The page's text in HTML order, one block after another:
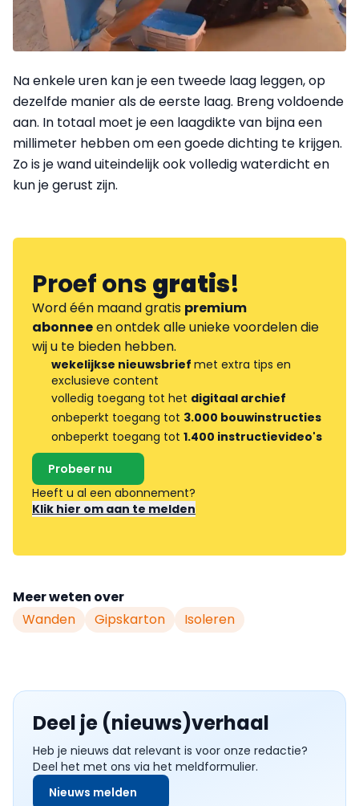
Na enkele uren kan je een tweede laag leggen, op
dezelfde manier als de eerste laag. Breng voldoende
aan. In totaal moet je een laagdikte van bijna een
millimeter hebben om een goede dichting te krijgen.
Zo is je wand uiteindelijk ook volledig waterdicht en
kun je gerust zijn.
Proef onsgratis!
Word één maand gratis premium
abonneeen ontdek alle unieke voordelen die
wij u te bieden hebben.
wekelijkse nieuwsbrief met extra tips en
exclusieve content
volledig toegang tot het digitaal archief
onbeperkt toegang tot 3.000 bouwinstructies
onbeperkt toegang tot 1.400 instructievideo's
Probeer nu
Heeft u al een abonnement?
Klik hier om aan te melden
Meer weten over
Wanden
Gipskarton Isoleren
Deel je (nieuws)verhaal
Heb je nieuws dat relevant is voor onze redactie?
Deel het met ons via het meldformulier.
Nieuws melden